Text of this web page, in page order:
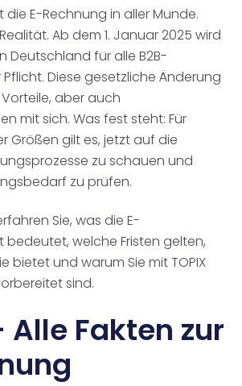
die E-Rechnung in aller Munde.
Ab dem 1. Januar 2025 wird
Deutschland für alle B2B-
Diese gesetzliche Änderung
aber auch
mit sich. Was fest steht: Für
Größen gilt es, jetzt auf die
zu schauen und
zu prüfen.
Sie, was die E-
bedeutet, welche Fristen gelten,
bietet und warum Sie mit TOPIX
sind.
Alle Fakten zur